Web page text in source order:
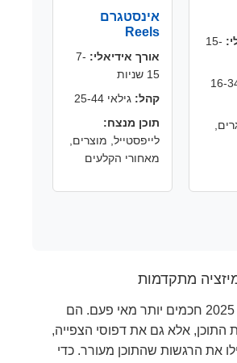
15-
אינסטגרם
Reels
אורך אידיאלי: 7-
15 שניות
קהל: גילאי 25-44
תוכן מנצח:
לייפסטייל, מוצרים,
מאחורי הקלעים
מתקדמות
האלגוריתמים של 2025 חכמים יותר מאי פעם. הם
אלא גם את דפוסי הצפייה,
את הרגשות שהתוכן מעורר. כדי